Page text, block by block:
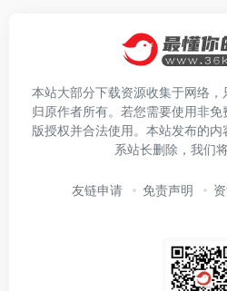
本站大部分下载资源收集于网络
归原作者所有。若您需要使用非
版授权并合法使用。本站发布的
系站长删除，我们
友链申请 免责声明